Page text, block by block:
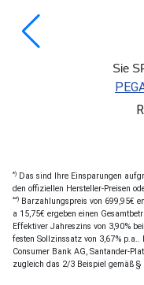
Sie
*) Das sind Ihre Einsparungen
den offiziellen Hersteller-Preisen
**) Barzahlungspreis von 699,95€
a 15,75€ ergeben einen
Effektiver Jahreszins von 3,90%
festen Sollzinssatz von 3,67%
Consumer Bank AG, Santander-
zugleich das 2/3 Beispiel gemäß §